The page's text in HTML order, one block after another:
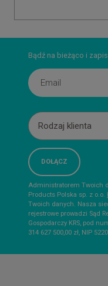
Bądź na bieżąco i
Rodzaj klienta
Administratorem Twoich
Products Polska sp. z o.o.
Twoich danych. Nasza
rejestrowe prowadzi Sąd
Gospodarczy KRS, pod
314 627 500,00 zł, NIP